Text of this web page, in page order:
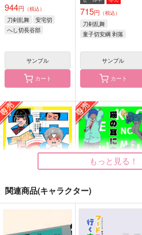
そしれ
ketsuban
825円（税込）
童子切安綱 剥落
サンプル
作品詳細
ketsuban
715円（税込）
童子切安綱 剥落
サンプル
作品詳細
944円 （税込）
刀剣乱舞
安宅切
へし切長谷部
サンプル
カート
715円 （税込）
刀剣乱舞
童子切安綱 剥落
サンプル
カート
猫の耳に念仏 総集編
ketsuban
もっと見る！
関連商品(キャラクター)